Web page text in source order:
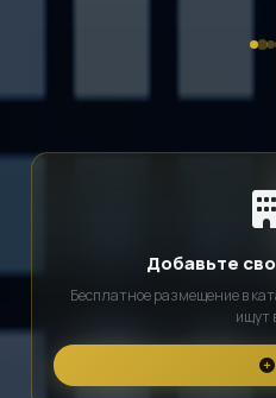
Добавьте
Бесплатное размещение в
ищут